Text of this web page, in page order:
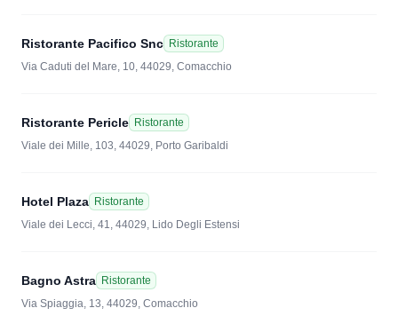
Ristorante Pacifico Snc Ristorante
Via Caduti del Mare, 10, 44029, Comacchio
Ristorante Pericle Ristorante
Viale dei Mille, 103, 44029, Porto Garibaldi
Hotel Plaza Ristorante
Viale dei Lecci, 41, 44029, Lido Degli Estensi
Bagno Astra Ristorante
Via Spiaggia, 13, 44029, Comacchio